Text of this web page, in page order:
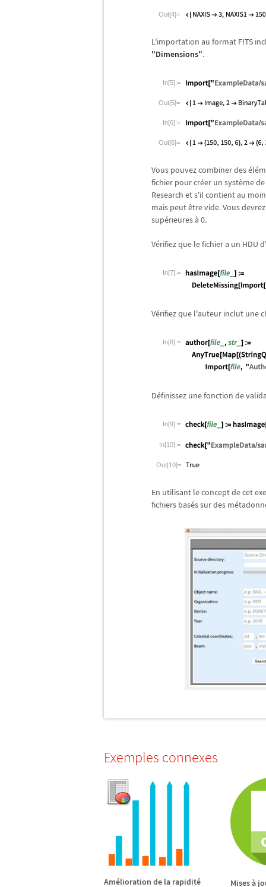
Out[4]=
L'importation au format FITS
"Dimensions".
In[5]:=
Out[5]=
In[6]:=
Out[6]=
Vous pouvez combiner desélé
fichier pour créer un système
Research et s'il contient au
mais peutêtre vide. Vous
supérieuresà 0.
Vérifiez que le fichier a un HDU
In[7]:=
Vérifiez que l'auteur inclut une
In[8]:=
Définissez une fonction de
In[9]:=
In[10]:=
Out[10]=
En utilisant le concept de cet
fichiers basés sur des métadonn
Exemples connexes
Amélioration de la rapidité Misesà